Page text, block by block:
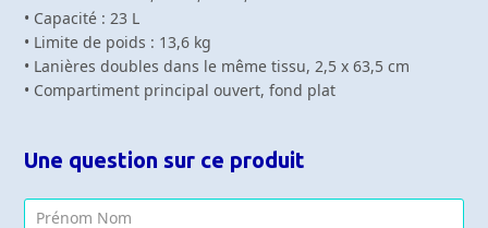
• Capacité : 23 L
• Limite de poids : 13,6 kg
• Lanières doubles dans le même tissu, 2,5 x 63,5 cm
• Compartiment principal ouvert, fond plat
Une question sur ce produit